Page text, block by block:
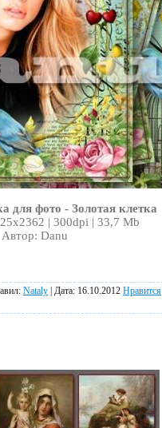
для фото - Золотая клетка
| 300dpi | 33,7 Mb
Автор: Danu
Nataly | Дата: 16.10.2012 Нравится